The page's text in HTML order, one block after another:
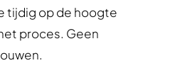
tijdig op de hoogte
proces. Geen